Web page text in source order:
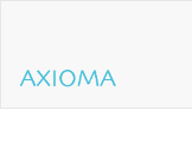
contenido
de